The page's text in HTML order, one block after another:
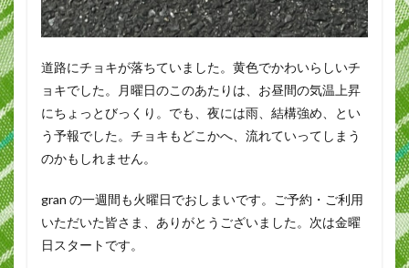
道路にチョキが落ちていました。黄色でかわいらしいチ
ョキでした。月曜日のこのあたりは、お昼間の気温上昇
にちょっとびっくり。でも、夜には雨、結構強め、とい
う予報でした。チョキもどこかへ、流れていってしまう
のかもしれません。
gran の一週間も火曜日でおしまいです。ご予約・ご利用
いただいた皆さま、ありがとうございました。次は金曜
日スタートです。